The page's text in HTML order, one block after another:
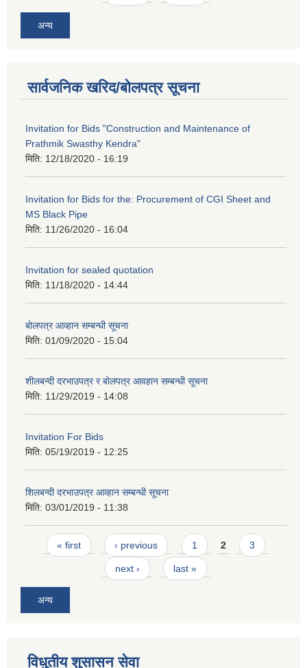
अन्य
सार्वजनिक खरिद/बोलपत्र सूचना
Invitation for Bids "Construction and Maintenance of
Prathmik Swasthy Kendra"
मिति: 12/18/2020 - 16:19
Invitation for Bids for the: Procurement of CGI Sheet and
MS Black Pipe
मिति: 11/26/2020 - 16:04
Invitation for sealed quotation
मिति: 11/18/2020 - 14:44
बोलपत्र आव्हान सम्बन्धी सूचना
मिति: 01/09/2020 - 15:04
शीलबन्दी दरभाउपत्र र बोलपत्र आवहान सम्बन्धी सूचना
मिति: 11/29/2019 - 14:08
Invitation For Bids
मिति: 05/19/2019 - 12:25
शिलबन्दी दरभाउपत्र आव्हान सम्बन्धी सूचना
मिति: 03/01/2019 - 11:38
Pages
« first ‹ previous 1 2 3
next › last »
अन्य
विधुतीय शुसासन सेवा